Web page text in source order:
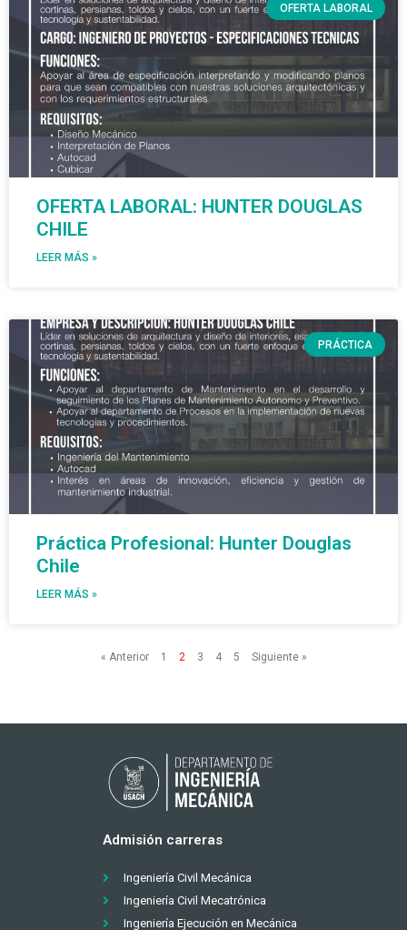
OFERTA LABORAL
OFERTA LABORAL: HUNTER DOUGLAS
CHILE
LEER MÁS »
PRÁCTICA
Práctica Profesional: Hunter Douglas
Chile
LEER MÁS »
« Anterior 1 2 3 4 5 Siguiente »
Admisión carreras
Ingeniería Civil Mecánica
Ingeniería Civil Mecatrónica
Ingeniería Ejecución en Mecánica